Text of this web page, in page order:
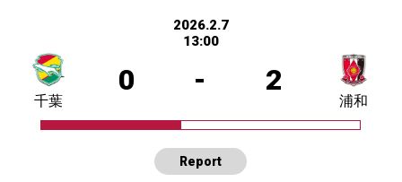
2026.2.7
13:00
0 - 2
千葉 浦和
Report